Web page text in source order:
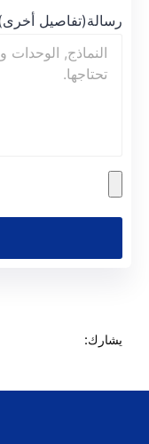
رسالة(تفاصيل أخرى)
يشارك: